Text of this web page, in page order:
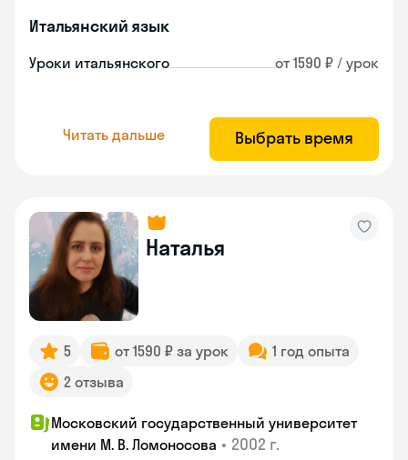
Итальянский язык
Уроки итальянского от 1590 ₽ / урок
Читать дальше Выбрать время
Наталья
5 от 1590 ₽ за урок
1 год опыта
2 отзыва
Московский государственный университет
имени М. В. Ломоносова • 2002 г.